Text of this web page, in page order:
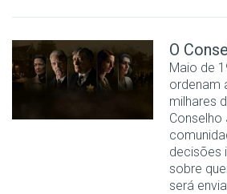
O
Maio de
ordenam
milhares
Conselho
decisões
sobre
será